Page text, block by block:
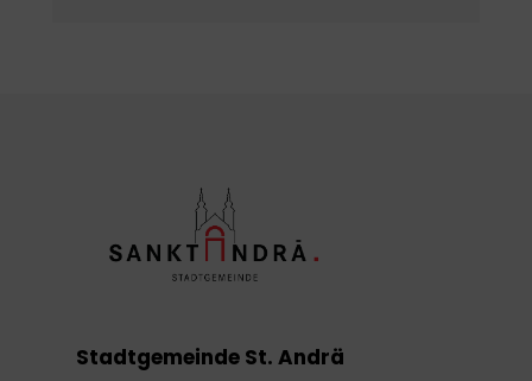
Stadtgemeinde St. Andrä